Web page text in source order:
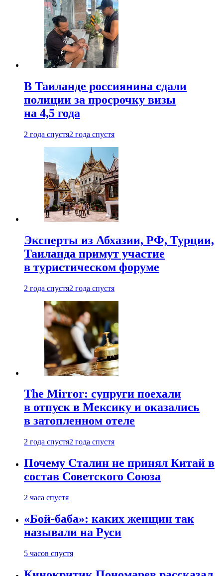
В Таиланде россиянина сдали
полиции за просрочку визы
на 4,5 года
2 года спустя2 года спустя
Эксперты из Абхазии, РФ, Турции,
Таиланда примут участие
в туристическом форуме
2 года спустя2 года спустя
The Mirror: супруги поехали
в отпуск в Мексику и оказались
в затопленном отеле
2 года спустя2 года спустя
Почему Сталин не принял Китай в
состав Советского Союза
2 часа спустя
«Бой-баба»: каких женщин так
называли на Руси
5 часов спустя